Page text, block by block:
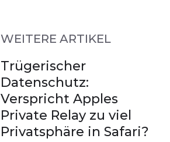
WEITERE ARTIKEL
Trügerischer
Datenschutz:
Verspricht Apples
Private Relay zu viel
Privatsphäre in Safari?